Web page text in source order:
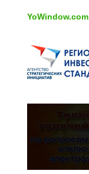
YoWindow.com